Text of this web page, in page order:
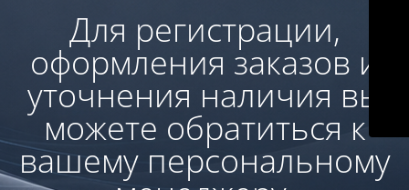
Для регистрации,
оформления заказов и
уточнения наличия вы
можете обратиться к
вашему персональному